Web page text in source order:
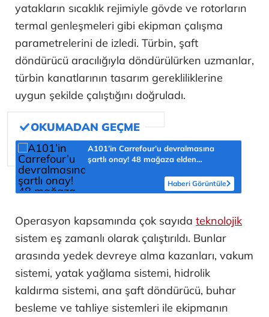
yatakların sıcaklık rejimiyle gövde ve rotorların
termal genleşmeleri gibi ekipman çalışma
parametrelerini de izledi. Türbin, şaft
döndürücü aracılığıyla döndürülürken uzmanlar,
türbin kanatlarının tasarım gerekliliklerine
uygun şekilde çalıştığını doğruladı.
A101’in Carrefour’u devralmasına
şartlı onay! 48 mağaza elden
Haberi Görüntüle
Operasyon kapsamında çok sayıda teknolojik
sistem eş zamanlı olarak çalıştırıldı. Bunlar
arasında yedek devreye alma kazanları, vakum
sistemi, yatak yağlama sistemi, hidrolik
kaldırma sistemi, ana şaft döndürücü, buhar
besleme ve tahliye sistemleri ile ekipmanın